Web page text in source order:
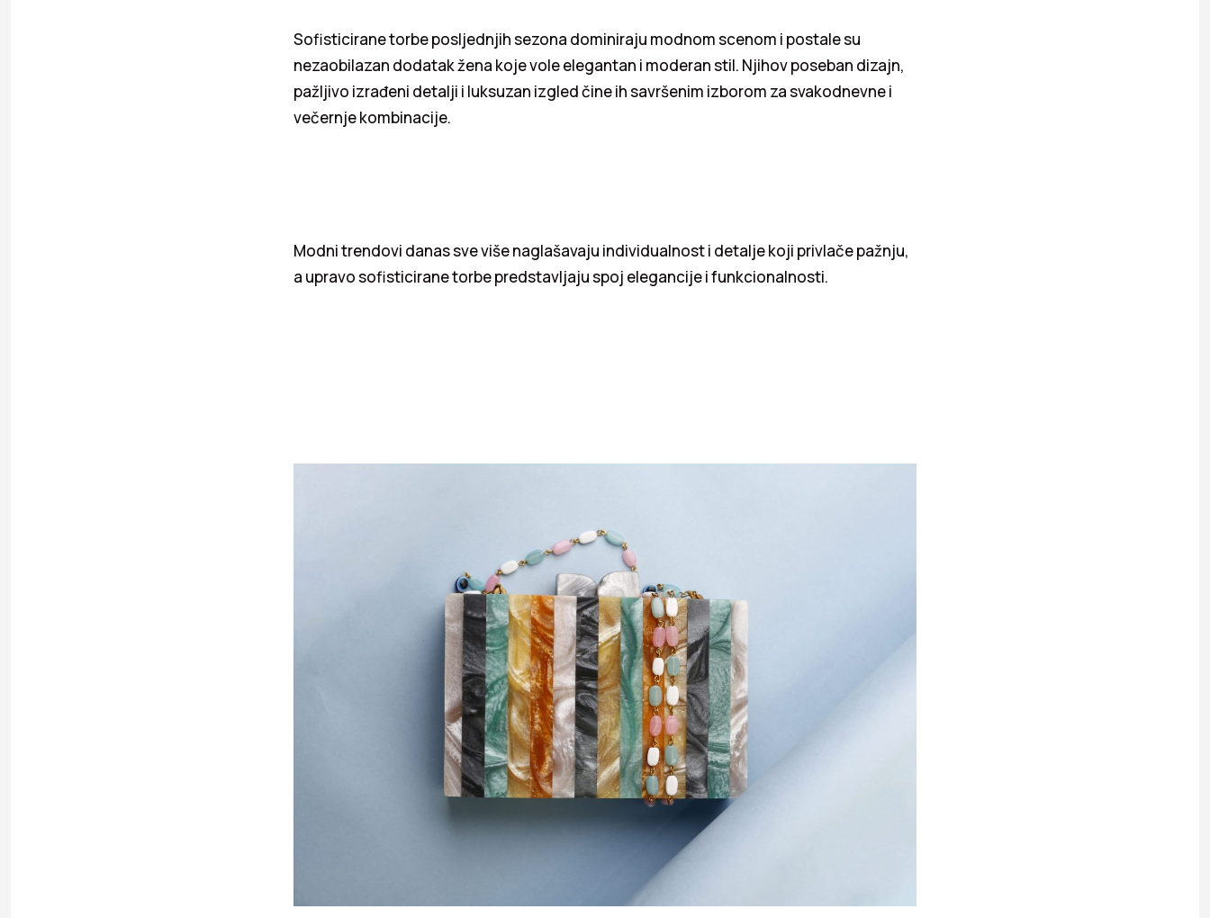
Sofisticirane torbe posljednjih sezona dominiraju modnom scenom i postale su
nezaobilazan dodatak žena koje vole elegantan i moderan stil. Njihov poseban dizajn,
pažljivo izrađeni detalji i luksuzan izgled čine ih savršenim izborom za svakodnevne i
večernje kombinacije.
Modni trendovi danas sve više naglašavaju individualnost i detalje koji privlače pažnju,
a upravo sofisticirane torbe predstavljaju spoj elegancije i funkcionalnosti.